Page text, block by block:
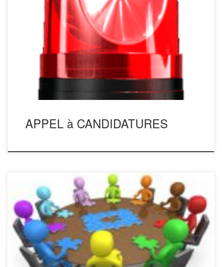
APPEL à CANDIDATURES 2026 / 2027 / 2028/2029
L’Association Nationale de Pétanque des Sapeurs-Pompiers
est toujours en recherche de candidatures pour
l’organisation des Championnats de France. Le
cahier des charges est à votre disposition sur le site pour
vous aider à monter votre dossier. Espérant que vous
APPEL à CANDIDATURES
COMMISSION NATIONALE DE PETANQUE DES SAPEURS
POMPIERS PRESIDENT: Claude RIVERE DE CARLES 28
avenue de la Gare 09700 SAVERDUN 05 61 67 84 77
(domicile) 06 60 71 91 00. Mail : Claude. SECRETAIRE.
Patrick LOUBIC 3 chemin de LADEVEZE 47600 NERAC 05
47 36 20 25 (domicile) 06 81 71 […]